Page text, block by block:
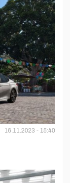
16.11.2023 - 15:40